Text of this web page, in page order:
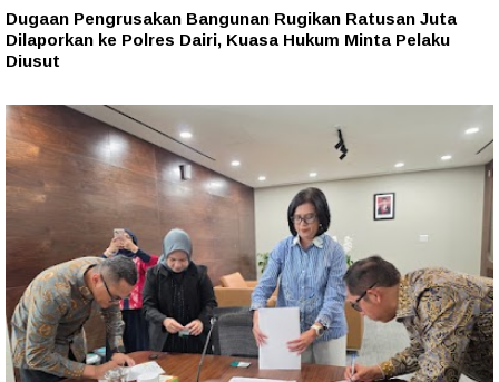
Dugaan Pengrusakan Bangunan Rugikan Ratusan Juta
Dilaporkan ke Polres Dairi, Kuasa Hukum Minta Pelaku
Diusut